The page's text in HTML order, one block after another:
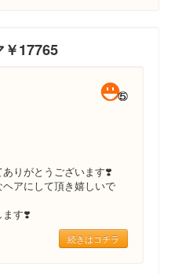
￥17765
りがとうございます❣️
アにして頂き嬉しいで
ます❣️
続きはコチラ